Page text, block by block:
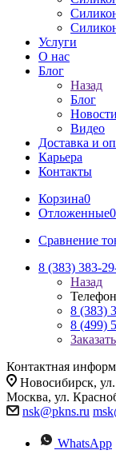
Услуги
О нас
Блог
Назад
Блог
Новости
Видео
Доставка и
Карьера
Контакты
Корзина0
Отложенные0
Сравнение
8 (383) 383-
Назад
8 (383)
8 (499)
Контактная
Новосибирск,
Москва, ул.
nsk@pkns.ru
WhatsApp